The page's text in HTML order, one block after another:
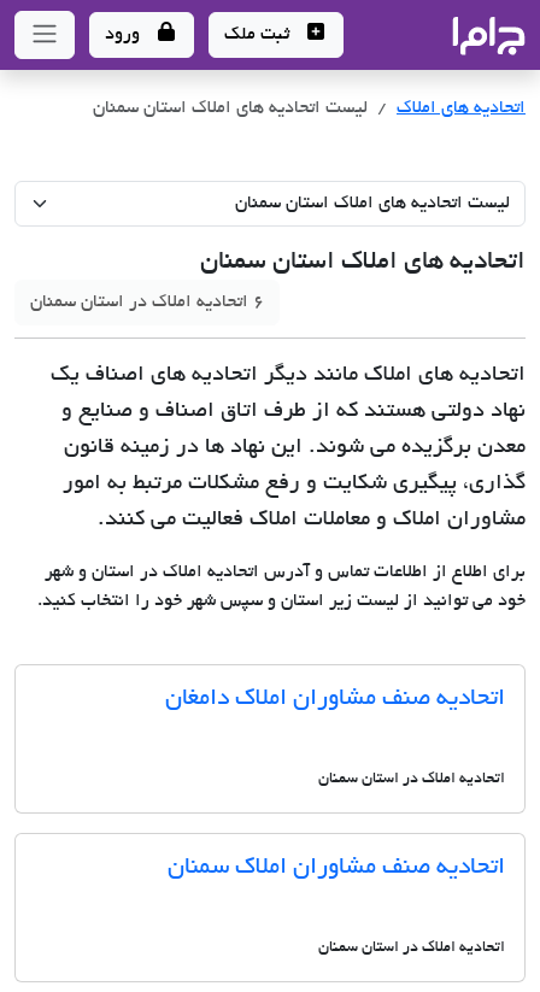
- سامانه جامع املاک و مشاورین املاک
ثبت ملک ورود
اتحادیه های املاک لیست اتحادیه های املاک استان سمنان
اتحادیه های املاک استان سمنان
6 اتحادیه املاک در استان سمنان
اتحادیه های املاک مانند دیگر اتحادیه های اصناف یک
نهاد دولتی هستند که از طرف اتاق اصناف و صنایع و
معدن برگزیده می شوند. این نهاد ها در زمینه قانون
گذاری، پیگیری شکایت و رفع مشکلات مرتبط به امور
مشاوران املاک و معاملات املاک فعالیت می کنند.
برای اطلاع از اطلاعات تماس و آدرس اتحادیه املاک در استان و شهر
خود می توانید از لیست زیر استان و سپس شهر خود را انتخاب کنید.
اتحادیه صنف مشاوران املاک دامغان
اتحادیه املاک در استان سمنان
اتحادیه صنف مشاوران املاک سمنان
اتحادیه املاک در استان سمنان